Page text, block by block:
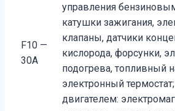
F10 —
30А
управления
катушки зажигания,
клапаны, датчики
кислорода, форсунки,
подо­грева, топливный
электронный
двигателем: